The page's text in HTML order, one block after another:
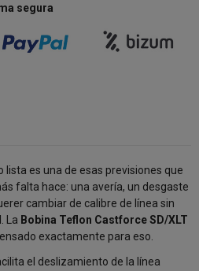
segura
es una de esas previsiones que
falta hace: una avería, un desgaste
cambiar de calibre de línea sin
La Bobina Teflon Castforce SD/XLT
exactamente para eso.
el deslizamiento de la línea